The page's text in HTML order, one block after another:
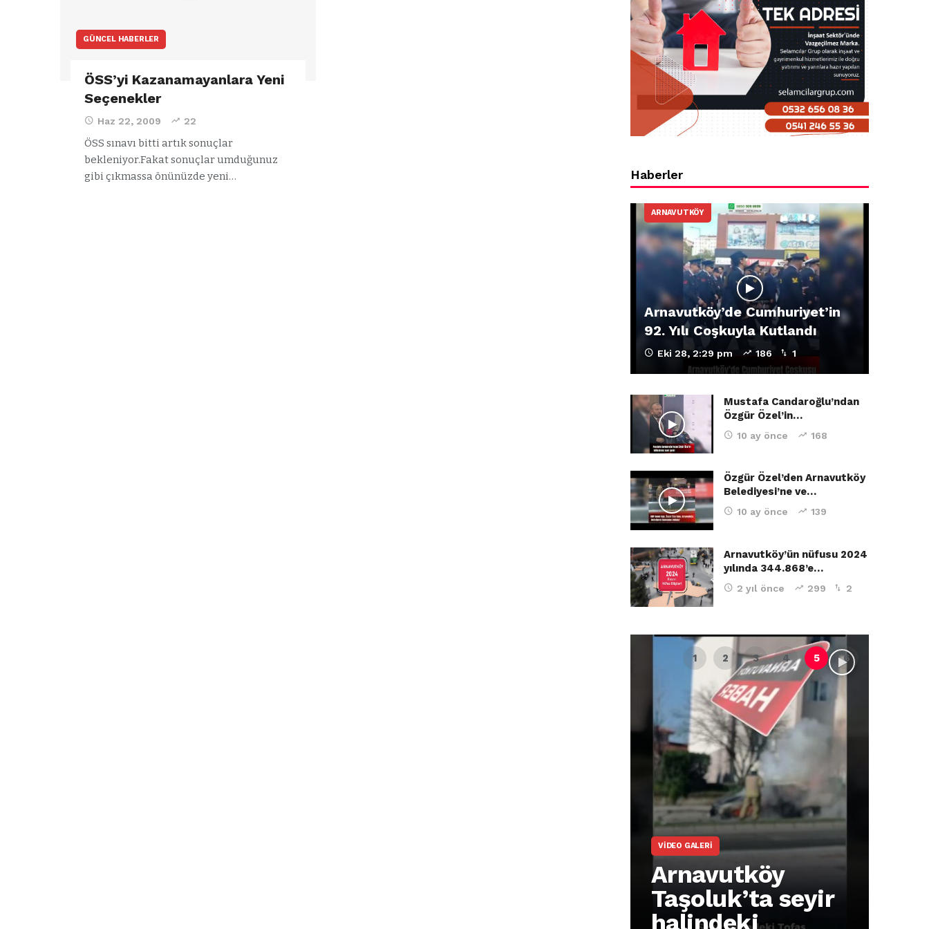
GÜNCEL HABERLER
ÖSS’yi Kazanamayanlara Yeni
Seçenekler
Haz 22, 2009 22
ÖSS sınavı bitti artık sonuçlar
bekleniyor.Fakat sonuçlar umduğunuz
gibi çıkmassa önünüzde yeni…
Haberler
ARNAVUTKÖY
Arnavutköy’de Cumhuriyet’in
92. Yılı Coşkuyla Kutlandı
Eki 28, 2:29 pm 186 1
Mustafa Candaroğlu’ndan
Özgür Özel’in…
10 ay önce 168
Özgür Özel’den Arnavutköy
Belediyesi’ne ve…
10 ay önce 139
Arnavutköy’ün nüfusu 2024
yılında 344.868’e…
2 yıl önce 299 2
VIDEO GALERI
Arnavutköy
Taşoluk’ta seyir
halindeki